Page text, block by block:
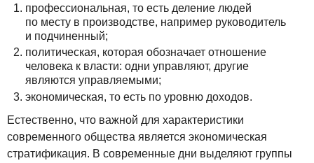
профессиональная, то есть деление людей
по месту в производстве, например руководитель
и подчиненный;
политическая, которая обозначает отношение
человека к власти: одни управляют, другие
являются управляемыми;
экономическая, то есть по уровню доходов.
Естественно, что важной для характеристики
современного общества является экономическая
стратификация. В современные дни выделяют группы